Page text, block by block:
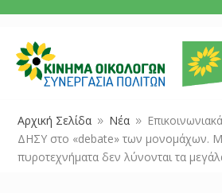
Αρχική Σελίδα 9 Νέα 9
ΔΗΣΥ στο «debate» των μονομάχων.
πυροτεχνήματα δεν λύνονται τα